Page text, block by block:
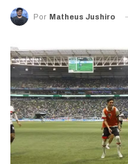
Por Matheus Jushiro